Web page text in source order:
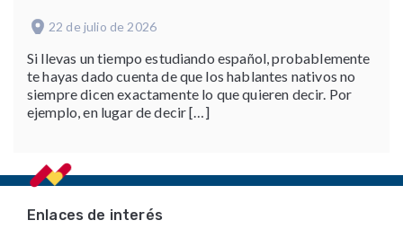
22 de julio de 2026
Si llevas un tiempo estudiando español, probablemente
te hayas dado cuenta de que los hablantes nativos no
siempre dicen exactamente lo que quieren decir. Por
ejemplo, en lugar de decir […]
FooterEnlaces de interés